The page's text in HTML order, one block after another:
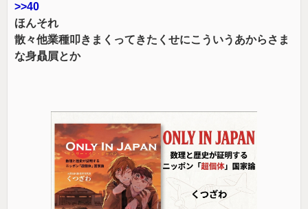
>>40
ほんそれ
散々他業種叩きまくってきたくせにこういうあからさま
な身贔屓とか